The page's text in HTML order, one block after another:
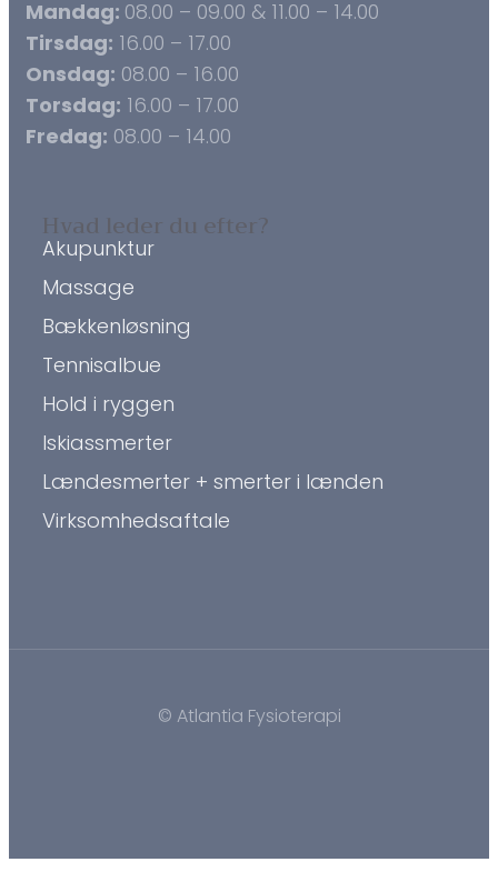
Mandag: 08.00 – 09.00 & 11.00 – 14.00
Tirsdag: 16.00 – 17.00
Onsdag: 08.00 – 16.00
Torsdag: 16.00 – 17.00
Fredag: 08.00 – 14.00
Hvad leder du efter?
Akupunktur
Massage
Bækkenløsning
Tennisalbue
Hold i ryggen
Iskiassmerter
Lændesmerter + smerter i lænden
Virksomhedsaftale
© Atlantia Fysioterapi